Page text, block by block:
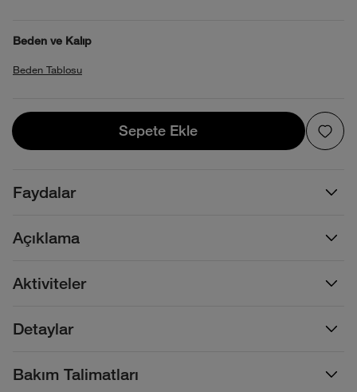
Beden ve Kalıp
Beden Tablosu
Sepete Ekle
Sepete Ekle
Açıklama
Detaylar
Aktiviteler
Bakım Talimatları
Faydalar